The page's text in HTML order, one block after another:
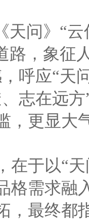
天问》“
路，象征
呼应“天
志在远
，更显大
在于以“
格需求融
，最终都